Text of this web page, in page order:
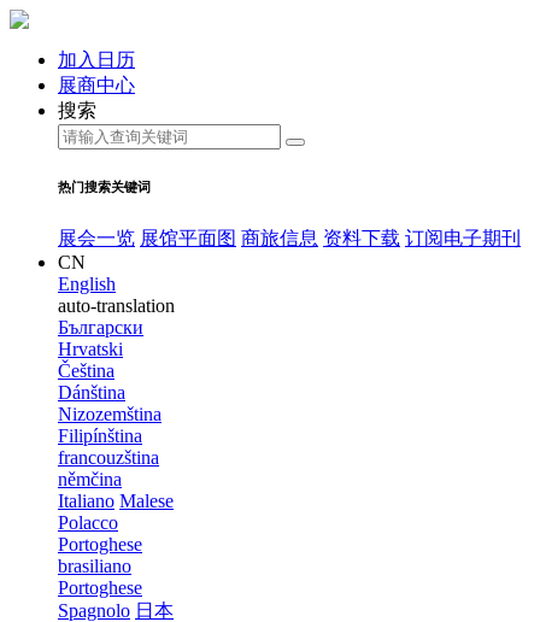
加入日历
展商中心
搜索
热门搜索关键词
展会一览 展馆平面图 商旅信息 资料下载 订阅电子期刊
CN
English
auto-translation
Български
Hrvatski
Čeština
Dánština
Nizozemština
Filipínština
francouzština
němčina
Italiano Malese
Polacco
Portoghese
brasiliano
Portoghese
Spagnolo 日本